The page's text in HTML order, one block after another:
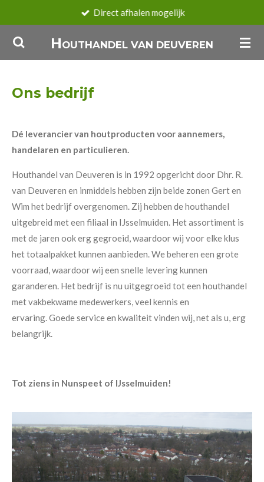
naar
de
HOUTHANDEL VAN DEUVEREN
Direct afhalen mogelijk
Ons bedrijf
Dé leverancier van houtproducten voor aannemers,
handelaren en particulieren.
Houthandel van Deuveren is in 1992 opgericht door Dhr. R.
van Deuveren en inmiddels hebben zijn beide zonen Gert en
Wim het bedrijf overgenomen. Zij hebben de houthandel
uitgebreid met een filiaal in IJsselmuiden. Het assortiment is
met de jaren ook erg gegroeid, waardoor wij voor elke klus
het totaalpakket kunnen aanbieden. We beheren een grote
voorraad, waardoor wij een snelle levering kunnen
garanderen. Het bedrijf is nu uitgegroeid tot een houthandel
met vakbekwame medewerkers, veel kennis en
ervaring. Goede service en kwaliteit vinden wij, net als u, erg
belangrijk.
Tot ziens in Nunspeet of IJsselmuiden!